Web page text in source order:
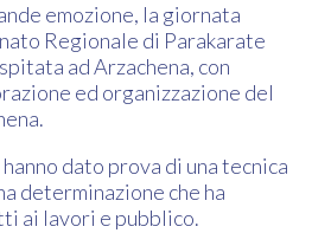
emozione, la giornata
Regionale di Parakarate
ad Arzachena, con
ed organizzazione del
dato prova di una tecnica
determinazione che ha
ai lavori e pubblico.